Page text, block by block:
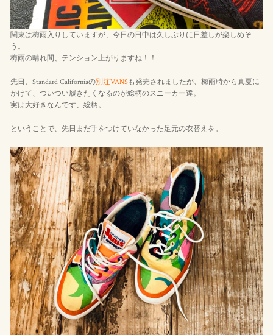
関東は梅雨入りしていますが、今日の日中は久しぶりに日差しが楽しめそ
う。
梅雨の晴れ間、テンション上がりますね！！
先日、Standard Californiaの別注VANSも発売されましたが、梅雨時から真夏に
かけて、ついつい履きたくなるのが総柄のスニーカー達。
実は大好きなんです、総柄。
ということで、先日まだ手をつけていなかった足元の衣替えを。